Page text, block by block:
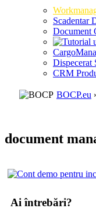
Scadentar
Document
Dispecerat
CRM
BOCP.eu
document
Ai întrebări?